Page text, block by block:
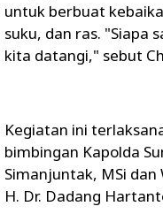
untuk berbuat
suku, dan ras. "Siapa
kita datangi," sebut
Kegiatan ini
bimbingan Kapolda
Simanjuntak, MSi dan
H. Dr. Dadang